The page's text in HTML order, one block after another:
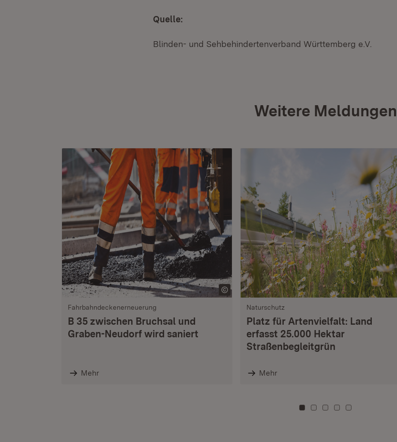
Quelle:
Blinden- und Sehbehindertenverband Württemberg e.V.
Weitere Meldungen
Fahrbahndeckenerneuerung
B 35 zwischen Bruchsal und
Graben-Neudorf wird saniert
Mehr
Naturschutz
Platz für Artenvielfalt: Land
erfasst 25.000 Hektar
Straßenbegleitgrün
Mehr
Zu Kachel: 0
Zu Kachel: 3
Zu Kachel: 6
Zu Kachel: 9
Zu Kachel: 12